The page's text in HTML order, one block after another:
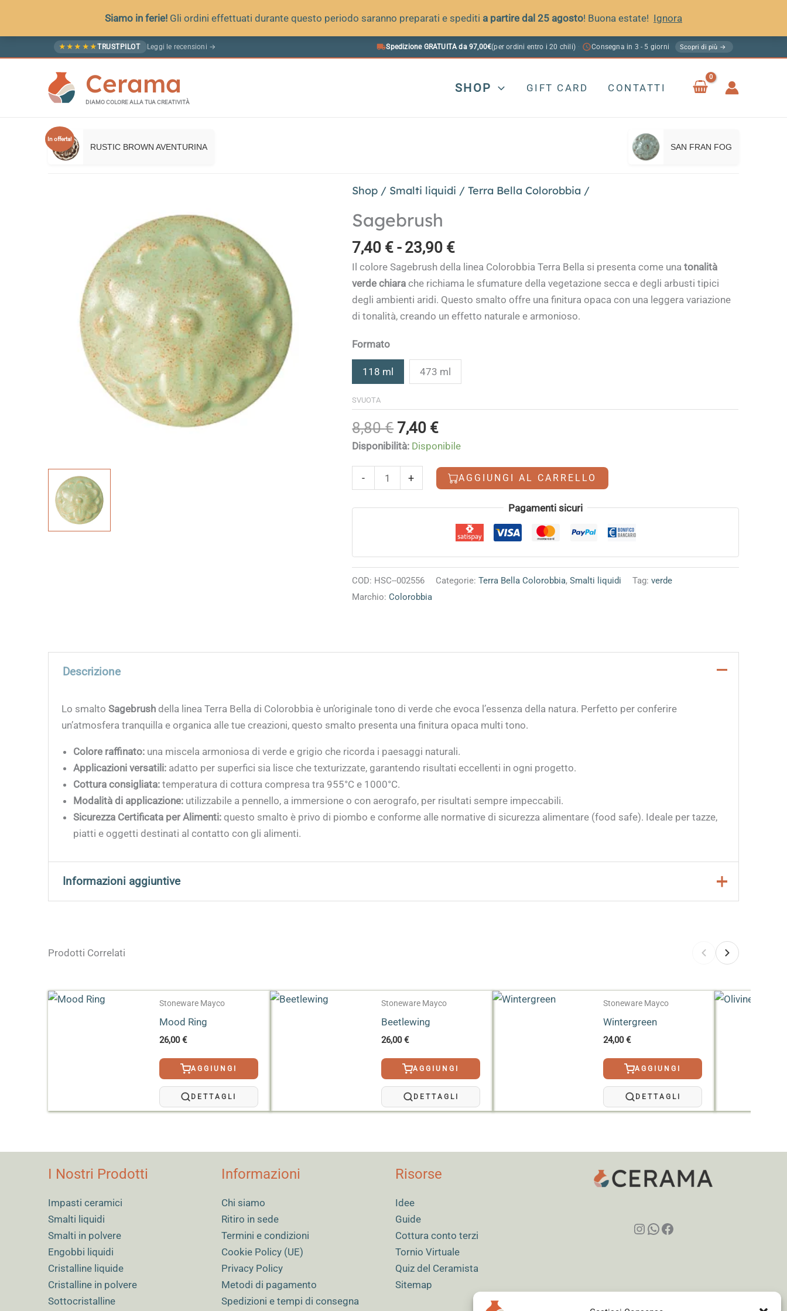
Siamo in ferie! Gli ordini effettuati durante questo periodo saranno preparati e spediti a partire dal 25 agosto! Buona estate! Ignora
al
★ ★ ★ ★ ★TRUSTPILOT Leggi le recensioni → Spedizione GRATUITA da 97,00€(per ordini entro i 20 chili) · Consegna in 3 - 5 giorni Scopri di più →
Cerama
DIAMO COLORE ALLA TUA CREATIVITÀ
SHOP GIFT CARD CONTATTI
In offerta!
RUSTIC BROWN AVENTURINA SAN FRAN FOG
Shop / Smalti liquidi /Terra Bella Colorobbia /
Sagebrush
7,40 € - 23,90 €Fascia
di
prezzo:
da
7,40 €
Il colore Sagebrush della linea Colorobbia Terra Bella si presenta come unatonalità
verde chiara che richiama le sfumature della vegetazione secca e degli arbusti tipici
degli ambienti aridi. Questo smalto offre una finitura opaca con una leggera variazione
di tonalità, creando un effetto naturale e armonioso.
Formato
118 ml 473 ml
SVUOTA
8,80€ Il
prezzo
era:
8,80 €.
7,40 €Il
prezzo
è:
7,40 €.
Disponibilità: Disponibile
-
Sagebrush
quantità
+ AGGIUNGI AL CARRELLO
Alternative: Pagamenti sicuri
COD: HSC--002556 Categorie:Terra Bella Colorobbia,Smalti liquidi Tag:verde
Marchio:Colorobbia
Descrizione
Lo smaltoSagebrush della linea Terra Bella di Colorobbia è un’originale tono di verde che evoca l’essenza della natura. Perfetto per conferire
un’atmosfera tranquilla e organica alle tue creazioni, questo smalto presenta una finitura opaca multi tono.
Colore raffinato: una miscela armoniosa di verde e grigio che ricorda i paesaggi naturali.
Applicazioni versatili: adatto per superfici sia lisce che texturizzate, garantendo risultati eccellenti in ogni progetto.
Cottura consigliata: temperatura di cottura compresa tra 955°C e 1000°C.
Modalità di applicazione: utilizzabile a pennello, a immersione o con aerografo, per risultati sempre impeccabili.
Sicurezza Certificata per Alimenti: questo smalto è privo di piombo e conforme alle normative di sicurezza alimentare (food safe). Ideale per tazze,
piatti e oggetti destinati al contatto con gli alimenti.
Informazioni aggiuntive
Dimensioni
Opaco
Prodotti Correlati
Stoneware Mayco
Mood Ring
26,00€
AGGIUNGI
DETTAGLI
Stoneware Mayco
Beetlewing
26,00€
AGGIUNGI
DETTAGLI
Stoneware Mayco
Wintergreen
24,00€
AGGIUNGI
DETTAGLI
I Nostri Prodotti
Impasti ceramici
Smalti liquidi
Smalti in polvere
Engobbi liquidi
Cristalline liquide
Cristalline in polvere
Sottocristalline
Informazioni
Chi siamo
Ritiro in sede
Termini e condizioni
Cookie Policy (UE)
Privacy Policy
Metodi di pagamento
Spedizioni e tempi di consegna
Risorse
Idee
Guide
Cottura conto terzi
Tornio Virtuale
Quiz del Ceramista
Sitemap
Instagram
WhatsApp
Facebook